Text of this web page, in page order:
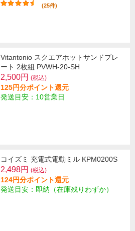
(25件)
Vitantonio スクエアホットサンドプレ
ート 2枚組 PVWH-20-SH
2,500円 (税込)
125円分ポイント還元
発送目安：10営業日
コイズミ 充電式電動ミル KPM0200S
2,498円 (税込)
124円分ポイント還元
発送目安：即納（在庫残りわずか）